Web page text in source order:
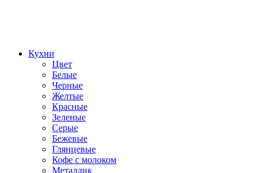
Кухни
Цвет
Белые
Черные
Желтые
Красные
Зеленые
Серые
Бежевые
Глянцевые
Кофе с молоком
Металлик